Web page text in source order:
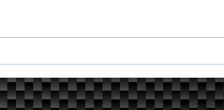
近畿・四国ダートトラ
第１戦
新
う